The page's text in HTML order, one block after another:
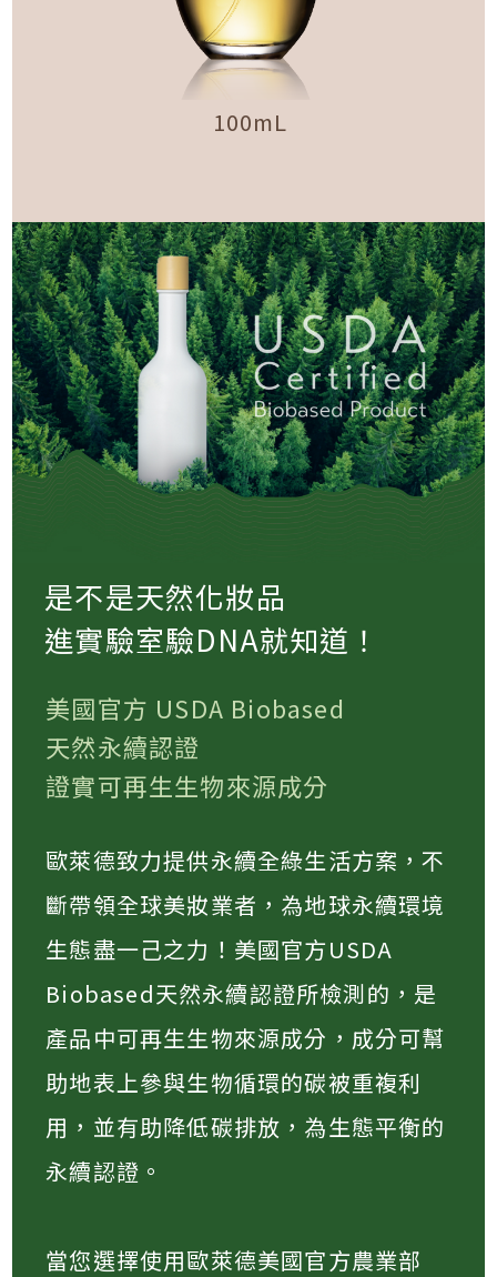
100mL
是不是天然化妝品
進實驗室驗DNA就知道！
美國官方 USDA Biobased
天然永續認證
證實可再生生物來源成分
歐萊德致力提供永續全綠生活方案，不
斷帶領全球美妝業者，為地球永續環境
生態盡一己之力！美國官方USDA
Biobased天然永續認證所檢測的，是
產品中可再生生物來源成分，成分可幫
助地表上參與生物循環的碳被重複利
用，並有助降低碳排放，為生態平衡的
永續認證。
當您選擇使用歐萊德美國官方農業部